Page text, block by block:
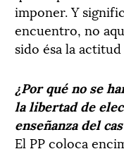
imponer. Y
encuentro, no
sido ésa la actitud
¿Por qué no se
la libertad de
enseñanza del
El PP coloca